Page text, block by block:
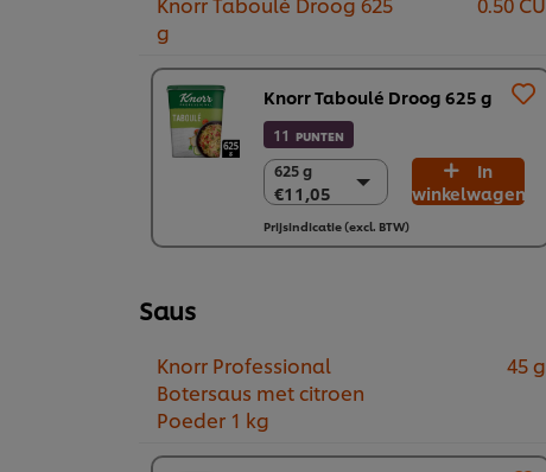
g
Knorr Taboulé Droog 625 g
11 PUNTEN
625 g
€11,05
625 g
€11,05
6 x 625 g
€66,32
In
winkelwagen
Prijsindicatie (excl. BTW)
Saus
Knorr Professional
Botersaus met citroen
Poeder 1 kg​
45 g